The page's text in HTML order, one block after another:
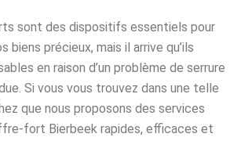
sont des dispositifs essentiels pour
biens précieux, mais il arrive qu’ils
en raison d’un problème de serrure
Si vous vous trouvez dans une telle
que nous proposons des services
fort Bierbeek rapides, efficaces et